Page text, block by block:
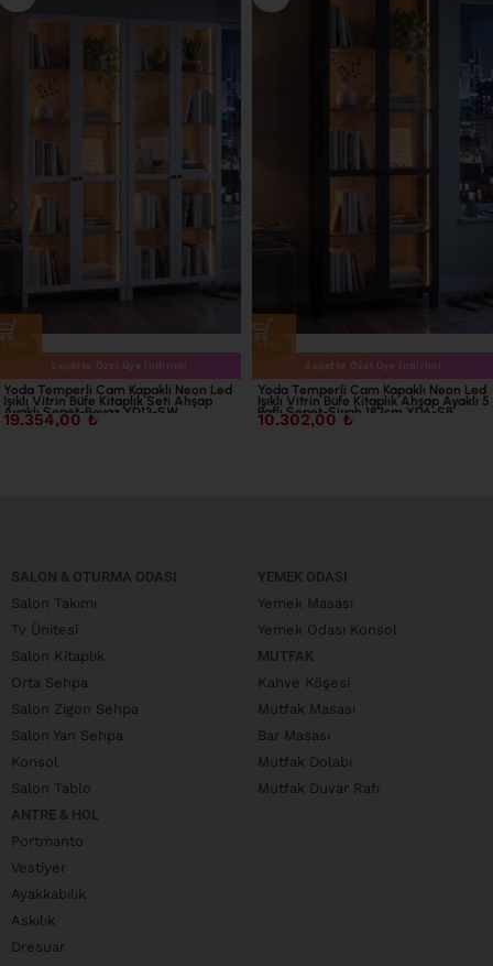
Sepette Özel Üye İndirimi
Yoda Temperli Cam Kapaklı Neon Led
Işıklı Vitrin Büfe Kitaplık Seti Ahşap
Ayaklı Sepet-Beyaz YD13-SW
19.354,00₺
Sepette Özel Üye İndirimi
Yoda Temperli Cam Kapaklı Neon Led
Işıklı Vitrin Büfe Kitaplık Ahşap Ayaklı 5
Raflı Sepet-Siyah 183cm YD6-SB
10.302,00₺
SALON & OTURMA ODASI
Salon Takımı
Tv Ünitesi
Salon Kitaplık
Orta Sehpa
Salon Zigon Sehpa
Salon Yan Sehpa
Konsol
Salon Tablo
ANTRE & HOL
Portmanto
Vestiyer
Ayakkabılık
Askılık
Dresuar
YEMEK ODASI
Yemek Masası
Yemek Odası Konsol
MUTFAK
Kahve Köşesi
Mutfak Masası
Bar Masası
Mutfak Dolabı
Mutfak Duvar Rafı